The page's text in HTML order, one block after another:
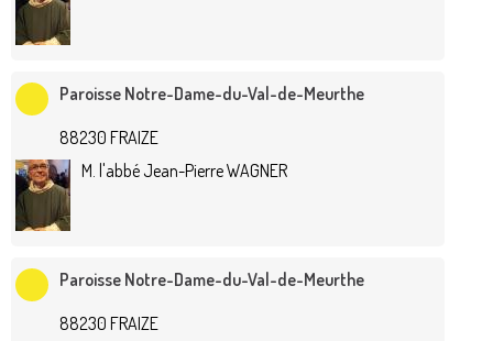
Paroisse Notre-Dame-du-Val-de-Meurthe
88230 FRAIZE
M. l'abbé Jean-Pierre WAGNER
Paroisse Notre-Dame-du-Val-de-Meurthe
88230 FRAIZE